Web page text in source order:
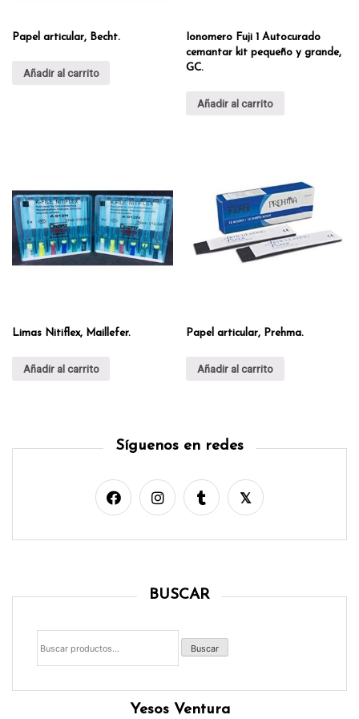
Papel articular, Becht.
Añadir al carrito
Ionomero Fuji 1 Autocurado
cemantar kit pequeño y grande,
GC.
Añadir al carrito
Limas Nitiflex, Maillefer.
Añadir al carrito
Papel articular, Prehma.
Añadir al carrito
Síguenos en redes
BUSCAR
Buscar
por:
Buscar
Yesos Ventura